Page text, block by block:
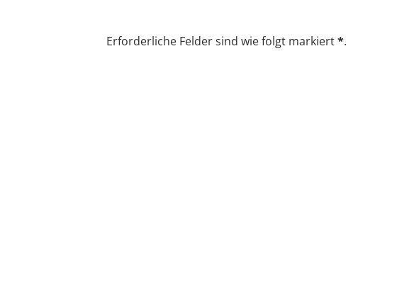
Erforderliche Felder sind wie folgt markiert*.